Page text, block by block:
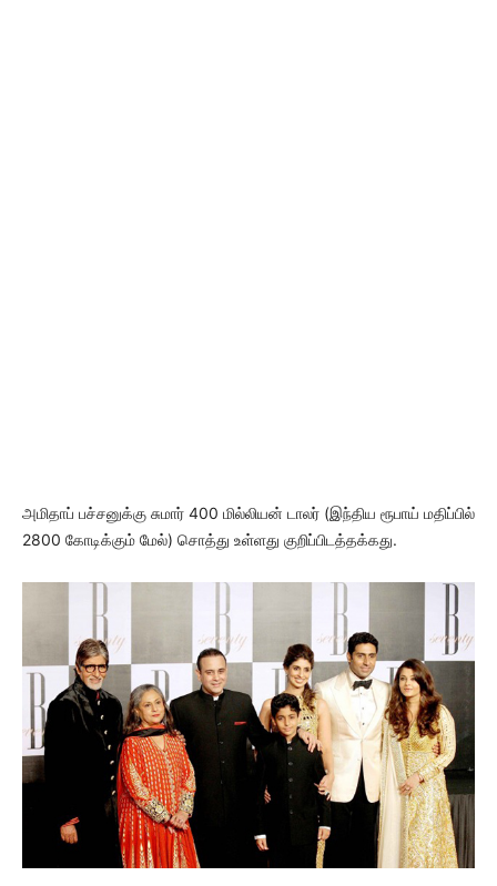
அமிதாப் பச்சனுக்கு சுமார் 400 மில்லியன் டாலர் (இந்திய ரூபாய் மதிப்பில்
2800 கோடிக்கும் மேல்) சொத்து உள்ளது குறிப்பிடத்தக்கது.